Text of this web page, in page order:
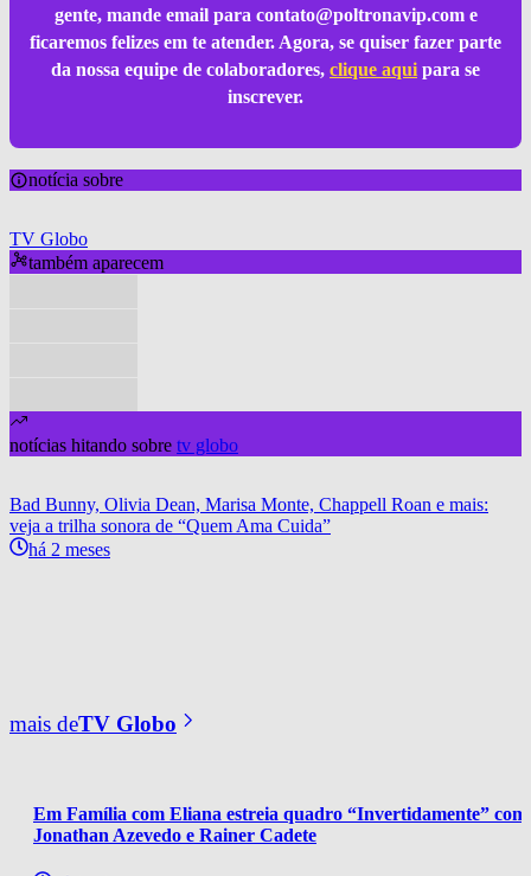
gente, mande email para contato@poltronavip.come
ficaremos felizes em te atender. Agora, se quiser fazer parte
da nossa equipe de colaboradores, clique aqui para se
inscrever.
notícia sobre
TV Globo
também aparecem
notícias hitando sobre tv globo
Bad Bunny, Olivia Dean, Marisa Monte, Chappell Roan e mais:
veja a trilha sonora de “Quem Ama Cuida”
há 2 meses
mais deTV Globo
Em Família com Eliana estreia quadro “Invertidamente” com
Jonathan Azevedo e Rainer Cadete